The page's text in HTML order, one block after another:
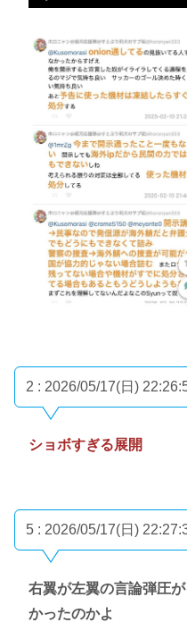
2 : 2026/05/17(日)
ショボすぎる展開
5 : 2026/05/17(日)
右翼が左翼の言論弾圧
かったのかよ